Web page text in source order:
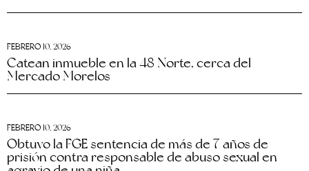
FEBRERO 10, 2026
Catean inmueble en la 48 Norte, cerca del
Mercado Morelos
FEBRERO 10, 2026
Obtuvo la FGE sentencia de más de 7 años de
prisión contra responsable de abuso sexual en